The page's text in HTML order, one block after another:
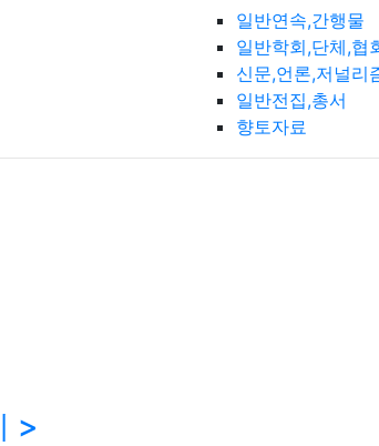
일반연속,간행물
일반학회,단체,협
신문,언론,저널리
일반전집,총서
향토자료
>